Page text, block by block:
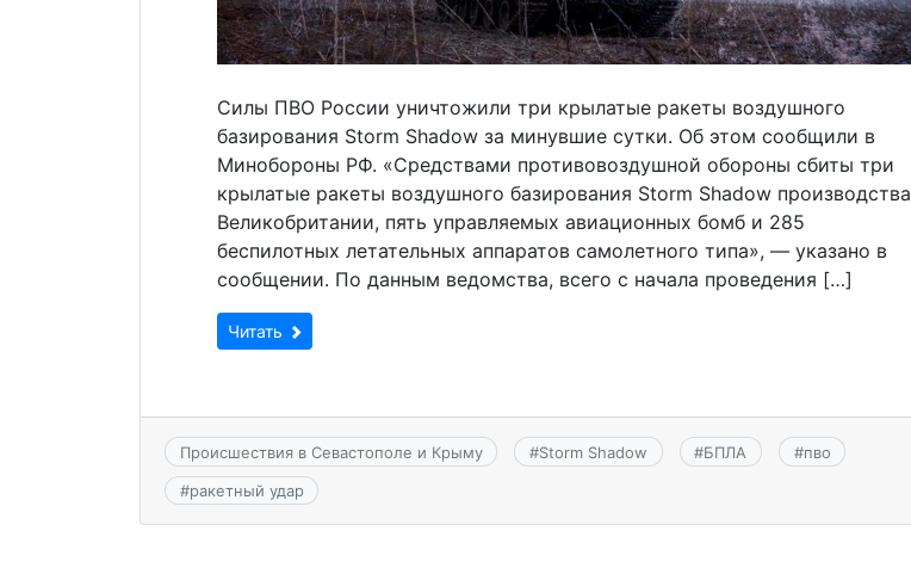
Силы ПВО России уничтожили три крылатые ракеты воздушного
базирования Storm Shadow за минувшие сутки. Об этом сообщили в
Минобороны РФ. «Средствами противовоздушной обороны сбиты три
крылатые ракеты воздушного базирования Storm Shadow производства
Великобритании, пять управляемых авиационных бомб и 285
беспилотных летательных аппаратов самолетного типа», — указано в
сообщении. По данным ведомства, всего с начала проведения […]
Читать
Происшествия в Севастополе и Крыму #Storm Shadow #БПЛА #пво
#ракетный удар